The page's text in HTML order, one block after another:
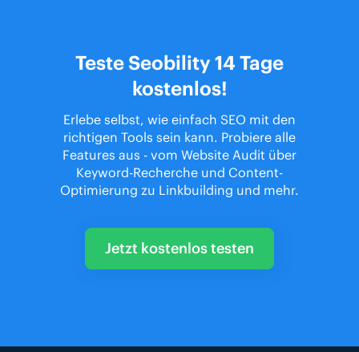
Teste Seobility 14 Tage
kostenlos!
Erlebe selbst, wie einfach SEO mit den
richtigen Tools sein kann. Probiere alle
Features aus - vom Website Audit über
Keyword-Recherche und Content-
Optimierung zu Linkbuilding und mehr.
Jetzt kostenlos testen